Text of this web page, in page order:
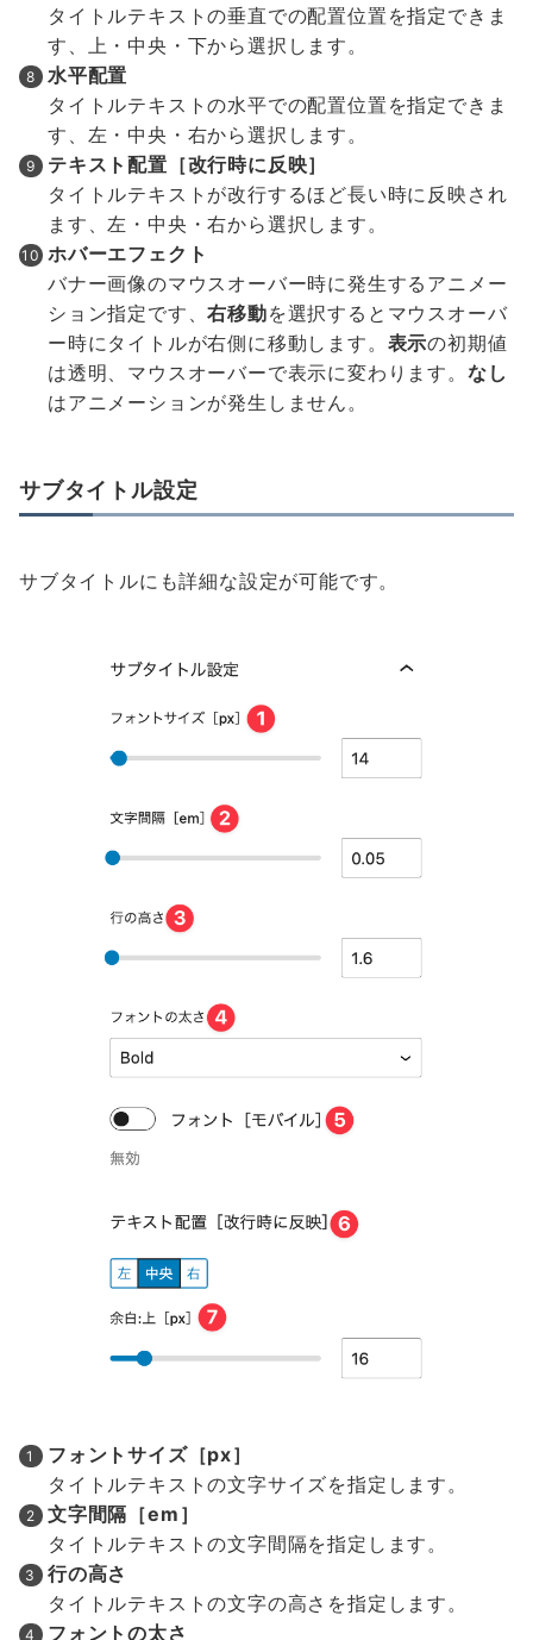
タイトルテキストの垂直での配置位置を指定できま
す、上・中央・下から選択します。
水平配置
タイトルテキストの水平での配置位置を指定できま
す、左・中央・右から選択します。
テキスト配置［改行時に反映］
タイトルテキストが改行するほど長い時に反映され
ます、左・中央・右から選択します。
ホバーエフェクト
バナー画像のマウスオーバー時に発生するアニメー
ション指定です、右移動を選択するとマウスオーバ
ー時にタイトルが右側に移動します。 表示の初期値
は透明、マウスオーバーで表示に変わります。 なし
はアニメーションが発生しません。
サブタイトル設定
サブタイトルにも詳細な設定が可能です。
フォントサイズ［px］
タイトルテキストの文字サイズを指定します。
文字間隔［em］
タイトルテキストの文字間隔を指定します。
行の高さ
タイトルテキストの文字の高さを指定します。
フォントの太さ